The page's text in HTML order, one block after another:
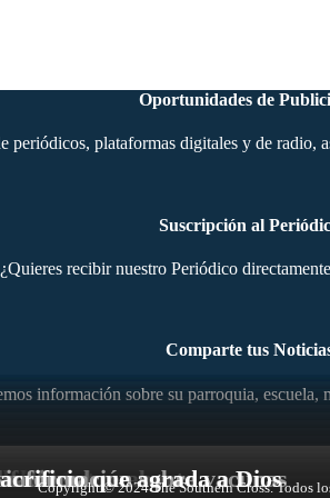
1
Aborto
fallo sobre abortosobre vacunas
que agrada a Dios
Oportunidades de
plataformas digitales y de radio,
Suscripción al
¿Quieres recibir nuestro Periódico
Comparte tus
información sobre su parroquia, escuela,
Copyright © 2024 The Southern Cross. Todos